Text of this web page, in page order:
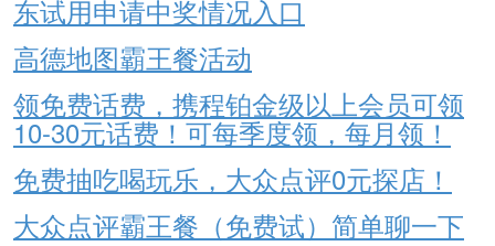
东试用申请中奖情况入口
高德地图霸王餐活动
领免费话费，携程铂金级以上会员可领
10-30元话费！可每季度领，每月领！
免费抽吃喝玩乐，大众点评0元探店！
大众点评霸王餐（免费试）简单聊一下